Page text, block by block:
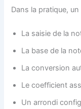
Dans la pratique,
La saisie de la
La base de la
La conversion
Le coefficient
Un arrondi